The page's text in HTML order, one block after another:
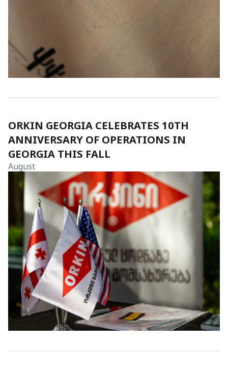
ORKIN GEORGIA CELEBRATES 10TH
ANNIVERSARY OF OPERATIONS IN
GEORGIA THIS FALL
August